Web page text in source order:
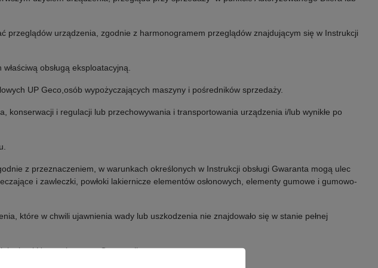
urządzenia, zgodnie z harmonogramem przeglądów znajdującym się w Instrukcji
obsługą eksploatacyjną.
UP Geco,osób wypożyczających maszyny i pośredników sprzedaży.
i regulacji lub przechowywania i transportowania urządzenia i/lub wynikłe po
z przeznaczeniem, w warunkach określonych w Instrukcji obsługi Gwaranta mogą ulec
i zawleczki, powłoki lakiernicze elementów osłonowych, elementy gumowe i gumowo-
które w chwili ujawnienia wady lub uszkodzenia nie znajdowało się w stanie pełnej
Uprawnionego z Gwarancji: